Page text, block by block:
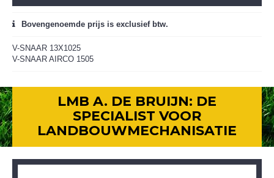
Bovengenoemde prijs is exclusief btw.
V-SNAAR 13X1025
V-SNAAR AIRCO 1505
LMB A. DE BRUIJN: DE
SPECIALIST VOOR
LANDBOUWMECHANISATIE